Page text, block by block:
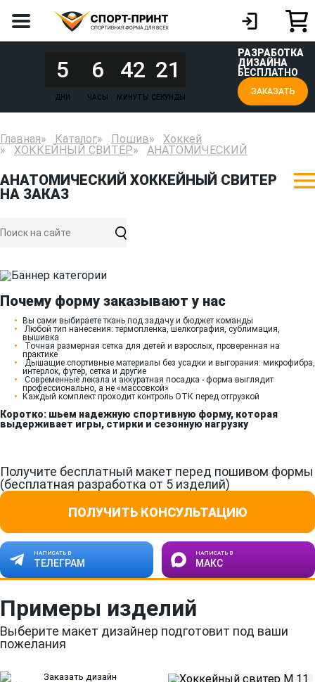
5
ДНИ
6
ЧАСЫ
42
МИНУТЫ
21
СЕКУНДЫ
РАЗРАБОТКА
ДИЗАЙНА
БЕСПЛАТНО
ЗАКАЗАТЬ
Главная Каталог Пошив
Хоккей
ХОККЕЙНЫЙ СВИТЕР
АНАТОМИЧЕСКИЙ
АНАТОМИЧЕСКИЙ ХОККЕЙНЫЙ СВИТЕР
НА ЗАКАЗ
Почему форму заказывают у нас
Вы сами выбираете ткань под задачу и бюджет команды
Любой тип нанесения: термопленка, шелкография, сублимация,
вышивка
Точная размерная сетка для детей и взрослых, проверенная на
практике
Дышащие спортивные материалы без усадки и выгорания: микрофибра,
интерлок, футер, сетка и другие
Современные лекала и аккуратная посадка - форма выглядит
профессионально, а не «массовкой»
Каждый комплект проходит контроль ОТК перед отгрузкой
Коротко: шьем надежную спортивную форму, которая
выдерживает игры, стирки и сезонную нагрузку
Получите бесплатный макет перед пошивом формы
(бесплатная разработка от 5 изделий)
ПОЛУЧИТЬ КОНСУЛЬТАЦИЮ
НАПИСАТЬ В
ТЕЛЕГРАМ
НАПИСАТЬ В
МАКС
Примеры изделий
Выберите макет дизайнер подготовит под ваши
пожелания